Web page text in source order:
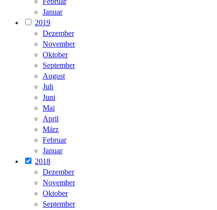
Januar
2019
Dezember
November
Oktober
September
August
Juli
Juni
Mai
April
März
Februar
Januar
2018
Dezember
November
Oktober
September